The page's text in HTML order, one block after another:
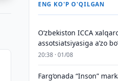
ENG KO'P O'QILGAN
O‘zbekiston ICCA
assotsiatsiyasiga aʼzo
20:38 · 01/08
Farg‘onada “Inson”